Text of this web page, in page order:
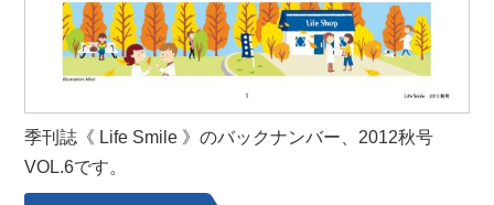
季刊誌《 Life Smile 》のバックナンバー、2012秋号
VOL.6です。